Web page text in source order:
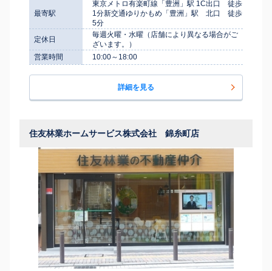
最寄駅
東京メトロ有楽町線「豊洲」駅 1C出口 徒歩
1分新交通ゆりかもめ「豊洲」駅 北口 徒歩
5分
定休日
毎週火曜・水曜（店舗により異なる場合がご
ざいます。）
営業時間
10:00～18:00
詳細を見る
住友林業ホームサービス株式会社 錦糸町店